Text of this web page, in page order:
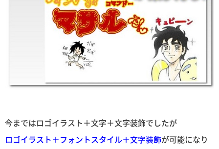
今まではロゴイラスト＋文字＋文字装飾でしたが
ロゴイラスト＋フォントスタイル＋文字装飾が可能になり